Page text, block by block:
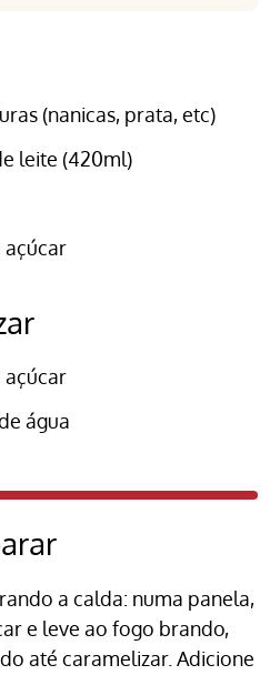
(nanicas, prata, etc)
leite (420ml)
açúcar
açúcar
água
a calda: numa panela,
e leve ao fogo brando,
até caramelizar. Adicione